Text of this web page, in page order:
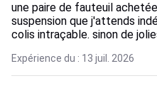
une paire de fauteuil
suspension que j'attends
colis intraçable. sinon de
Expérience du : 13 juil. 2026